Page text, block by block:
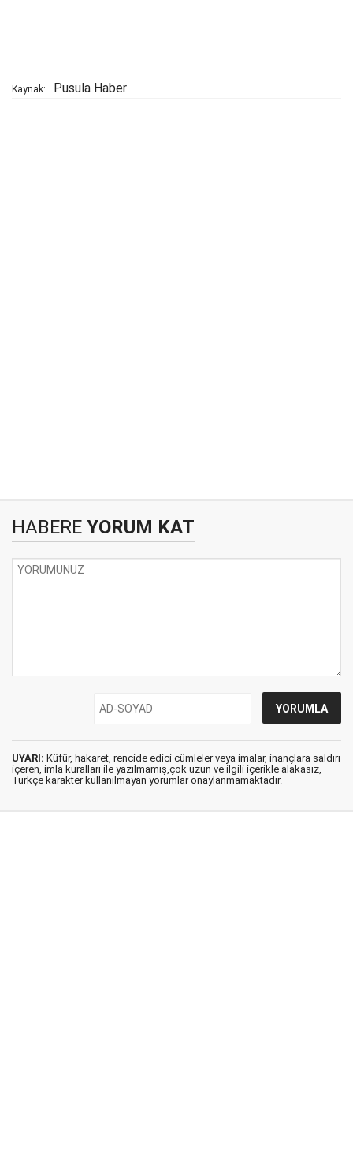
Kaynak: Pusula Haber
HABERE YORUM KAT
UYARI: Küfür, hakaret, rencide edici cümleler veya imalar, inançlara saldırı
içeren, imla kuralları ile yazılmamış,çok uzun ve ilgili içerikle alakasız,
Türkçe karakter kullanılmayan yorumlar onaylanmamaktadır.